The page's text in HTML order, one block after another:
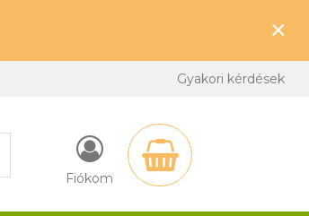
×
Gyakori kérdések
Fiókom